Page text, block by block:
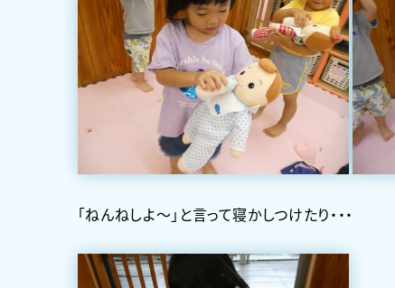
「ねんねしよ～」と言って寝かしつけたり・・・